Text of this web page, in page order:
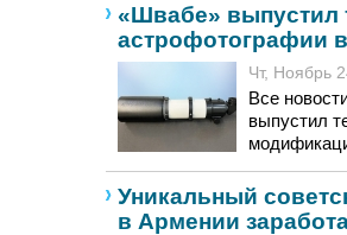
«Швабе» выпустил
астрофотографии
Чт, Ноябрь
Все
выпустил
Уникальный
в Армении